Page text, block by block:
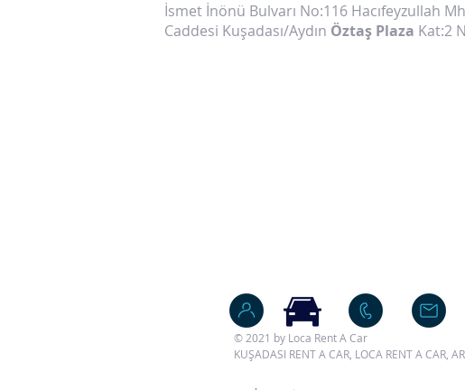
İsmet İnönü Bulvarı No:116 Hacıfeyzullah
Caddesi Kuşadası/Aydın Öztaş Plaza Kat:2
© 2021 by Loca Rent A Car
KUŞADASI RENT A CAR, LOCA RENT A CAR,